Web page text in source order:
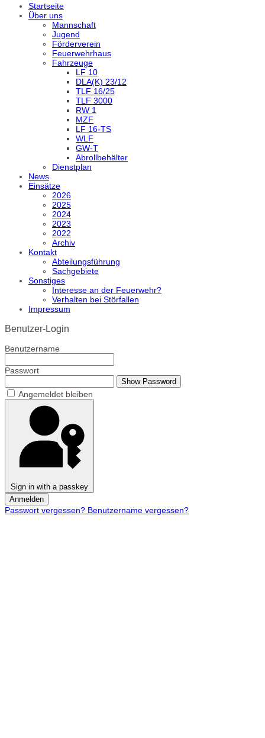
Startseite
Über uns
Mannschaft
Jugend
Förderverein
Feuerwehrhaus
Fahrzeuge
LF 10
DLA(K) 23/12
TLF 16/25
TLF 3000
RW 1
MZF
LF 16-TS
WLF
GW-T
Abrollbehälter
Dienstplan
News
Einsätze
2026
2025
2024
2023
2022
Archiv
Kontakt
Abteilungsführung
Sachgebiete
Sonstiges
Interesse an der Feuerwehr?
Verhalten bei Störfallen
Impressum
Benutzer-Login
Benutzername
Passwort
Show Password
Angemeldet bleiben
Sign in with a passkey
Anmelden
Passwort vergessen? Benutzername vergessen?